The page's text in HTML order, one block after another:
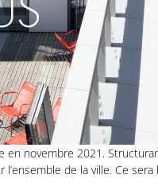
en novembre 2021.
de la ville. Ce